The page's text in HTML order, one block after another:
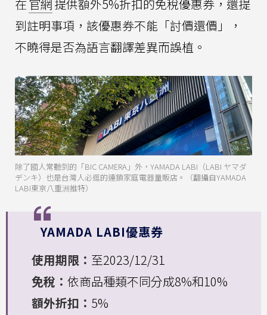
在 官網 提供額外5%折扣的免稅優惠券，還提
到註明事項，該優惠券不能「討價還價」，
不曉得是否為語言翻譯差異而誤植。
除了國人常聽到的「BIC CAMERA」外，YAMADA LABI（LABI ヤマダ
デンキ）也是台灣人必逛的連鎖家庭電器量販店。（翻攝自YAMADA
LABI東京八重洲推特）
YAMADA LABI優惠券
使用期限： 至2023/12/31
免稅： 依商品種類不同分成8%和10%
額外折扣： 5%